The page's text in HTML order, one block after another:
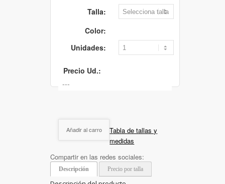
Talla:
Color:
Unidades:
Precio Ud.:
Añadir al carro
Tabla de tallas y
medidas
Compartir en las redes sociales:
Descripción Precio por talla